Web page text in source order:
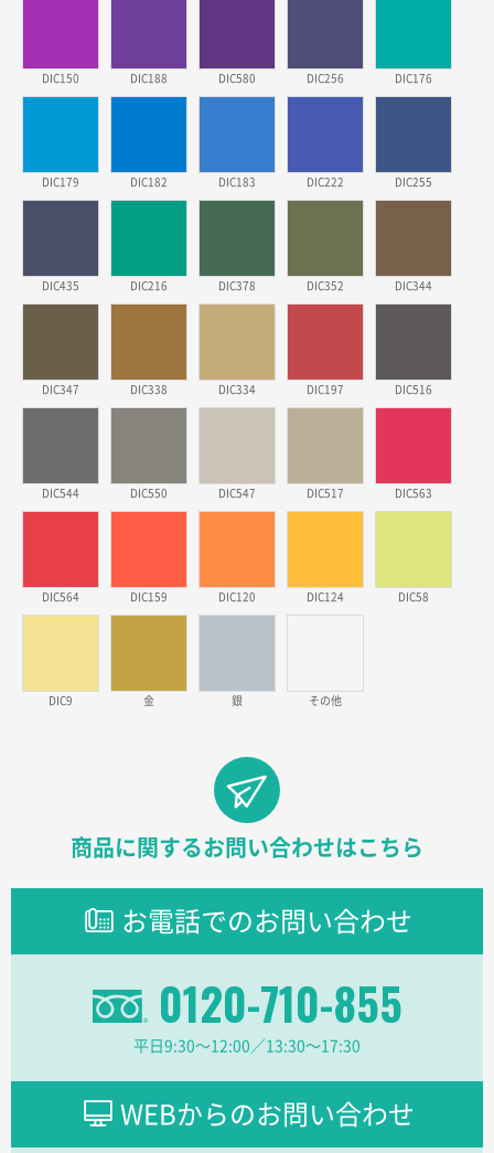
東京都株社様
ECOワンポイントポリ袋 A4サイズ（白）500枚
埼玉県のお客様
安そうだった
2026年03月17日 19:11
ワンポイントポリ袋 A4サイズ
1000枚
東京都のお客様
【オーダー商品】特別ご注文ページ04
2026年02月17日 12:18
柔軟かつスピーディーに対応してくれたため
2026年02月16日 14:47
大阪府F社様
2026年02月13日 22:10
レスタスさんでは以前、自社封筒を製作していただき
ました早く、安く、丁寧につくられているので安心し
DIC150 DIC188 DIC580 DIC256 DIC176
DIC179 DIC182 DIC183 DIC222 DIC255
DIC435 DIC216 DIC378 DIC352 DIC344
DIC347 DIC338 DIC334 DIC197 DIC516
DIC544 DIC550 DIC547 DIC517 DIC563
DIC564 DIC159 DIC120 DIC124 DIC58
DIC9 金 銀 その他
商品に関するお問い合わせはこちら
お電話でのお問い合わせ
0120-710-855
平日9:30〜12:00／13:30〜17:30
WEBからのお問い合わせ